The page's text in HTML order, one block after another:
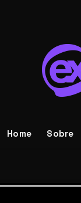
Home Sobre